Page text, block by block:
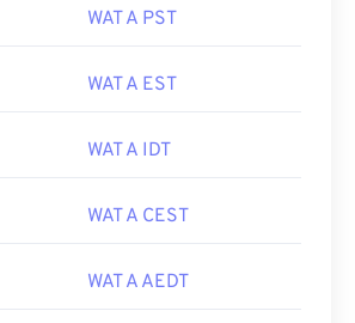
WAT A PST
WAT A EST
WAT A IDT
WAT A CEST
WAT A AEDT